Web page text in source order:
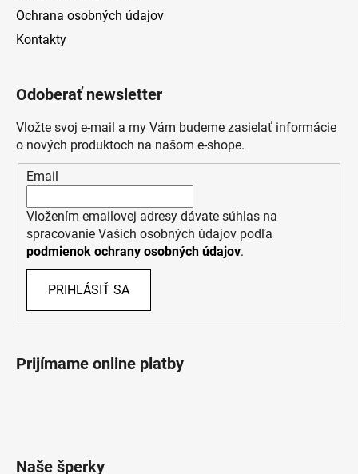
Ochrana osobných údajov
Kontakty
Odoberať newsletter
Vložte svoj e-mail a my Vám budeme zasielať informácie
o nových produktoch na našom e-shope.
Email
Vložením emailovej adresy dávate súhlas na
spracovanie Vašich osobných údajov podľa
podmienok ochrany osobných údajov.
PRIHLÁSIŤ SA
Prijímame online platby
Naše šperky